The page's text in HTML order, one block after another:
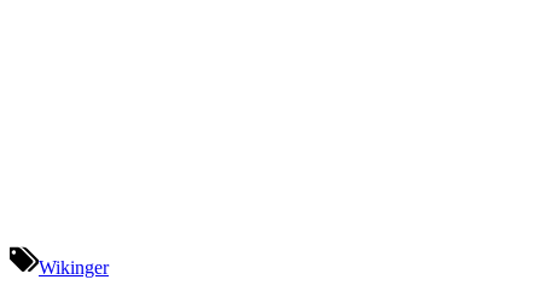
Wikinger